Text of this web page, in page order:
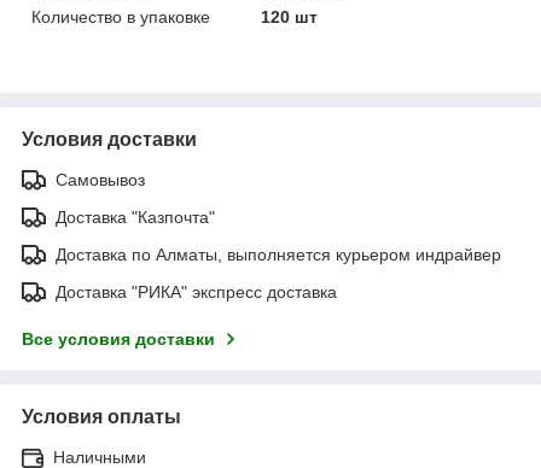
Количество в упаковке
120 шт
Условия доставки
Самовывоз
Доставка "Казпочта"
Доставка по Алматы, выполняется курьером индрайвер
Доставка "РИКА" экспресс доставка
Все условия доставки
Условия оплаты
Наличными